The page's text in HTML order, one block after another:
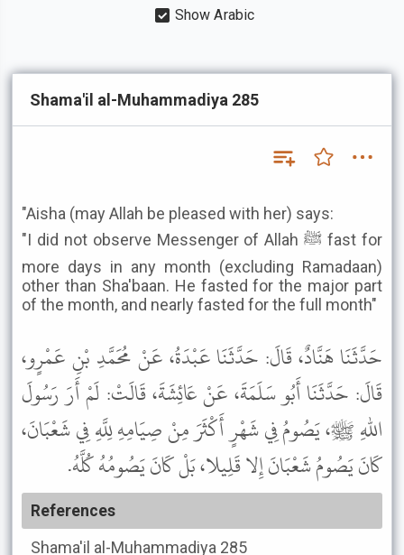
Show Arabic
Shama'il al-Muhammadiya 285
"Aisha (may Allah be pleased with her) says:
"I did not observe Messenger of Allah ﷺ fast for
more days in any month (excluding Ramadaan)
other than Sha'baan. He fasted for the major part
of the month, and nearly fasted for the full month"
حَدَّثَنَا هَنَّادٌ، قَالَ: حَدَّثَنَا عَبْدَةُ، عَنْ مُحَمَّدِ بْنِ عَمْرٍو،
قَالَ: حَدَّثَنَا أَبُو سَلَمَةَ، عَنْ عَائِشَةَ، قَالَتْ: لَمْ أَرَ رَسُولَ
اللهِ ﷺ، يَصُومُ فِي شَهْرٍ أَكْثَرَ مِنْ صِيَامِهِ لِلَّهِ فِي شَعْبَانَ،
كَانَ يَصُومُ شَعْبَانَ إِلا قَلِيلا، بَلْ كَانَ يَصُومُهُ كُلَّهُ.
References
Shama'il al-Muhammadiya 285